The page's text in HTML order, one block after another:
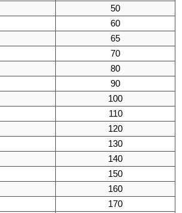
50
60
65
70
80
90
100
110
120
130
140
150
160
170